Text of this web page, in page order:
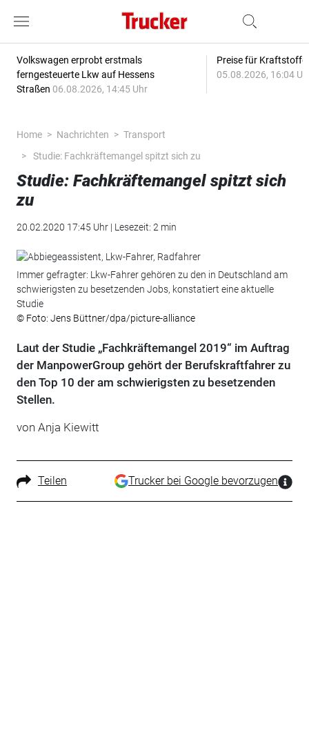
Volkswagen erprobt erstmals
ferngesteuerte Lkw auf Hessens
Straßen 06.08.2026, 14:45 Uhr
Preise für
05.08.2026, 16:04
Home Nachrichten
Transport
Studie: Fachkräftemangel spitzt sich zu
Studie: Fachkräftemangel spitzt sich
zu
20.02.2020 17:45 Uhr | Lesezeit: 2 min
Immer gefragter: Lkw-Fahrer gehören zu den in Deutschland am
schwierigsten zu besetzenden Jobs, konstatiert eine aktuelle
Studie
© Foto: Jens Büttner/dpa/picture-alliance
Laut der Studie „Fachkräftemangel 2019“ im Auftrag
der ManpowerGroup gehört der Berufskraftfahrer zu
den Top 10 der am schwierigsten zu besetzenden
Stellen.
von Anja Kiewitt
Teilen Trucker bei Google bevorzugen